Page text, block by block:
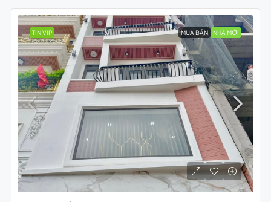
TIN VIP MUA BÁN NHÀ MỚI